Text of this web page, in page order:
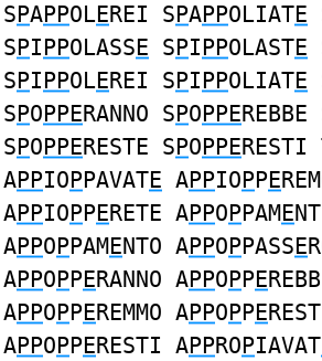
SPAPPOLEREI SPAPPOLIATE
SPIPPOLASSE SPIPPOLASTE
SPIPPOLEREI SPIPPOLIATE
SPOPPERANNO SPOPPEREBBE
SPOPPERESTE SPOPPERESTI
APPIOPPAVATE APPIOPPE
APPIOPPERETE APPOPPAME
APPOPPAMENTO APPOPPASSE
APPOPPERANNO APPOPPE
APPOPPEREMMO APPOPPE
APPOPPERESTI APPROPIAVAT